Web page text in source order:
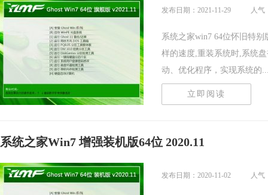
发布日期：2021-11-29 人气
系统之家win7 64位怀旧特别
样的速度,重装系统时,系统
动、优化程序，实现系统的
立即阅读
系统之家Win7 增强装机版64位 2020.11
发布日期：2020-11-02 人气